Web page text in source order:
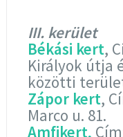
III. kerület
Békási kert,
Királyok útja
közötti
Zápor kert,
Marco u. 81.
Amfikert,